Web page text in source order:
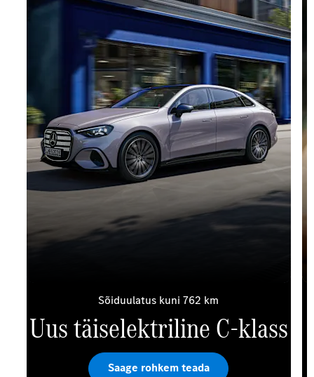
Sõiduulatus kuni 762 km
Uus täiselektriline C-klass
Saage rohkem teada